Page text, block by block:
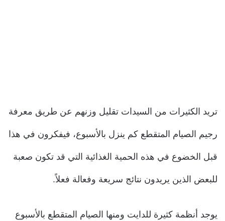
تريد الكثيرات من السيدات تقليل وزنهم عن طريق معرفة
رجيم الصيام المتقطع كم ينزل بالأسبوع، فيفكرون في هذا
قبل الخضوع في هذه الحمية الغذائية التي قد تكون صعبة
للبعض الذين يريدون نتائج سريعة وفعالة فعلاً.
يوجد أنظمة كثيرة للدايت ومنها الصيام المتقطع بالأسبوع